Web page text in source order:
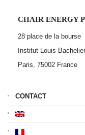
CHAIR ENERGY
28 place de la bourse
Institut Louis Bachelier
Paris, 75002 France
CONTACT